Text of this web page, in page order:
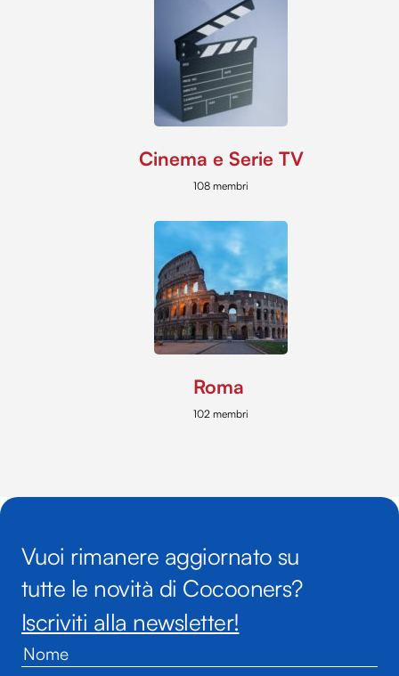
Cinema e Serie TV
108 membri
Roma
102 membri
Vuoi rimanere aggiornato su
tutte le novità di Cocooners?
Iscriviti alla newsletter!